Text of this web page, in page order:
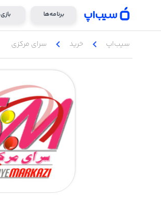
برنامه‌ها
سیب‌اپ chevron_left خرید chevron_left سرای مرکزی